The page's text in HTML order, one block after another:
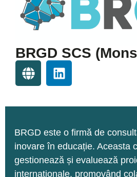
BRGD SCS
BRGD este o firmă de
inovare în educație. Aceasta
gestionează și evaluează
internaționale, promovând